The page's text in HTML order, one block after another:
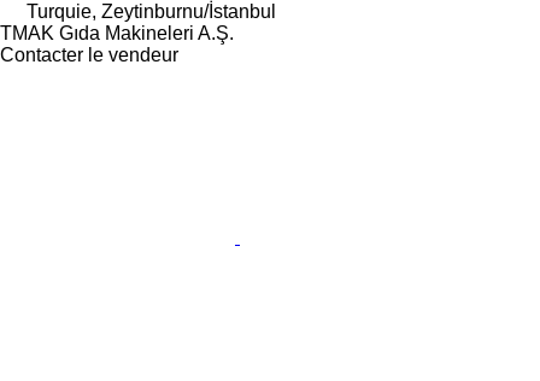
Turquie, Zeytinburnu/İstanbul
TMAK Gıda Makineleri A.Ş.
Contacter le vendeur